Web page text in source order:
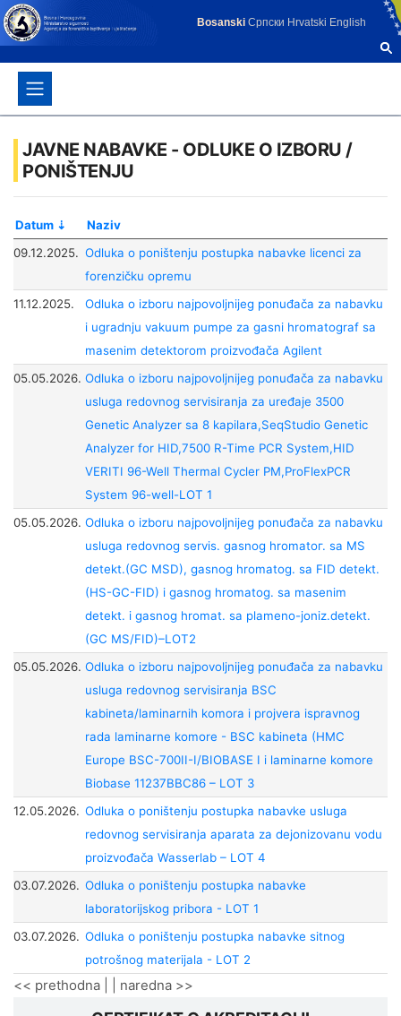
Bosanski Српски Hrvatski English
JAVNE NABAVKE - ODLUKE O IZBORU /
PONIŠTENJU
Datum
Naziv
09.12.2025. Odluka o poništenju postupka nabavke licenci za
forenzičku opremu
11.12.2025.
Odluka o izboru najpovoljnijeg ponuđača za nabavku
i ugradnju vakuum pumpe za gasni hromatograf sa
masenim detektorom proizvođača Agilent
05.05.2026. Odluka o izboru najpovoljnijeg ponuđača za nabavku
usluga redovnog servisiranja za uređaje 3500
Genetic Analyzer sa 8 kapilara,SeqStudio Genetic
Analyzer for HID,7500 R-Time PCR System,HID
VERITI 96-Well Thermal Cycler PM,ProFlexPCR
System 96-well-LOT 1
05.05.2026. Odluka o izboru najpovoljnijeg ponuđača za nabavku
usluga redovnog servis. gasnog hromatог. sa MS
detekt.(GC MSD), gasnog hromatog. sa FID detekt.
(HS-GC-FID) i gasnog hromatog. sa masenim
detekt. i gasnog hromat. sa plameno-joniz.detekt.
(GC MS/FID)–LОТ2
05.05.2026. Odluka o izboru najpovoljnijeg ponuđača za nabavku
usluga redovnog servisiranja BSC
kabineta/laminarnih komora i projvera ispravnog
rada laminarne komore - BSC kabineta (HMC
Europe BSC-700II-I/BIOBASE I i laminarne komore
Biobase 11237BBC86 – LOT 3
12.05.2026. Odluka o poništenju postupka nabavke usluga
redovnog servisiranja aparata za dejonizovanu vodu
proizvođača Wasserlab – LOT 4
03.07.2026. Odluka o poništenju postupka nabavke
laboratorijskog pribora - LOT 1
03.07.2026. Odluka o poništenju postupka nabavke sitnog
potrošnog materijala - LOT 2
<< prethodna naredna >>